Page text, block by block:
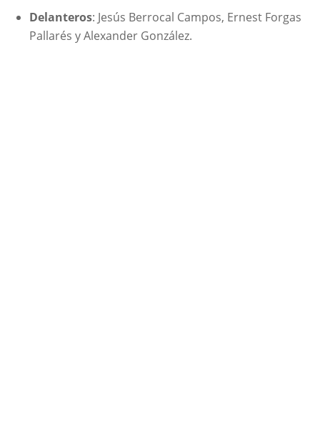
Delanteros: Jesús Berrocal Campos, Ernest Forgas
Pallarés y Alexander González.